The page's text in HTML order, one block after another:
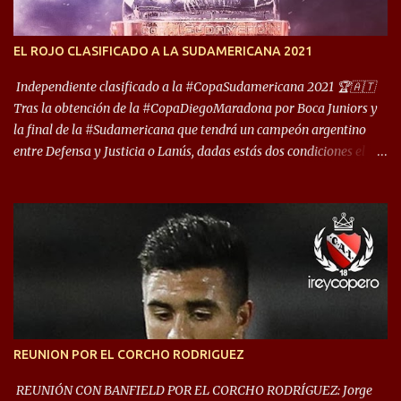
foco de atención es la convivencia Independiente - Racing. “No
deporte”, afirmó Facundo Moyano. “Creo que Avellaneda...
EL ROJO CLASIFICADO A LA SUDAMERICANA 2021
Independiente clasificado a la #CopaSudamericana 2021 🏆🇦🇹
Tras la obtención de la #CopaDiegoMaradona por Boca Juniors y
la final de la #Sudamericana que tendrá un campeón argentino
entre Defensa y Justicia o Lanús, dadas estás dos condiciones el
que iniciará en fase de grupos con 6 partidos, de los cuales sólo los
primeros de cada grupo jugarán los 8vos. con los 3ros. mejores de
las fases de grupos de la #CopaLibertadores 2021. ¡Este año hay
noche de Copas Rey! ⚽🇦🇹👑🏆.
REUNION POR EL CORCHO RODRIGUEZ
REUNIÓN CON BANFIELD POR EL CORCHO RODRÍGUEZ: Jorge